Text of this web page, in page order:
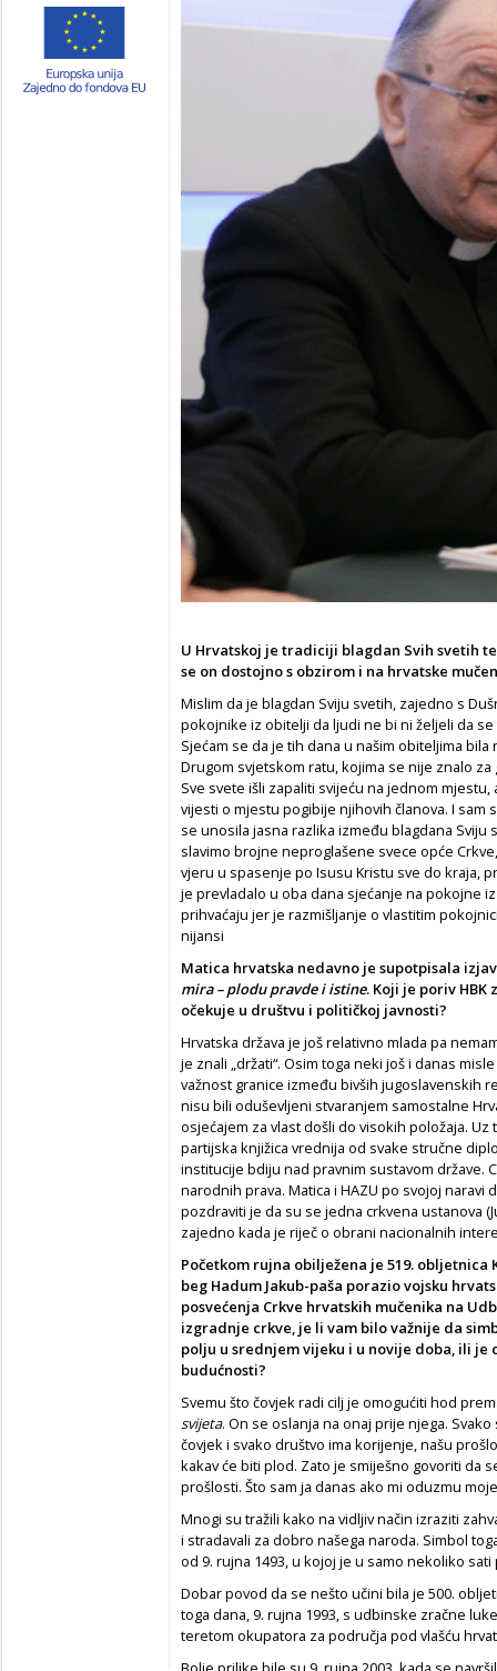
U Hrvatskoj je tradiciji blagdan Svih svetih
se on dostojno s obzirom i na hrvatske
Mislim da je blagdan Sviju svetih, zajedno s
pokojnike iz obitelji da ljudi ne bi ni željeli da
Sjećam se da je tih dana u našim obiteljima
Drugom svjetskom ratu, kojima se nije znalo
Sve svete išli zapaliti svijeću na jednom
vijesti o mjestu pogibije njihovih članova. I sam
se unosila jasna razlika između blagdana Sviju
slavimo brojne neproglašene svece opće
vjeru u spasenje po Isusu Kristu sve do kraja,
je prevladalo u oba dana sjećanje na pokojne
prihvaćaju jer je razmišljanje o vlastitim
nijansi
Matica hrvatska nedavno je supotpisala
mira – plodu pravde i istine. Koji je poriv HBK
očekuje u društvu i političkoj javnosti?
Hrvatska država je još relativno mlada pa
je znali „držati“. Osim toga neki još i danas
važnost granice između bivših jugoslavenskih
nisu bili oduševljeni stvaranjem samostalne
osjećajem za vlast došli do visokih položaja.
partijska knjižica vrednija od svake stručne
institucije bdiju nad pravnim sustavom države.
narodnih prava. Matica i HAZU po svojoj
pozdraviti je da su se jedna crkvena ustanova
zajedno kada je riječ o obrani nacionalnih
Početkom rujna obilježena je 519. obljetnica
beg Hadum Jakub-paša porazio vojsku
posvećenja Crkve hrvatskih mučenika na
izgradnje crkve, je li vam bilo važnije da
polju u srednjem vijeku i u novije doba, ili je
budućnosti?
Svemu što čovjek radi cilj je omogućiti hod
svijeta. On se oslanja na onaj prije njega.
čovjek i svako društvo ima korijenje, našu
kakav će biti plod. Zato je smiješno govoriti da
prošlosti. Što sam ja danas ako mi oduzmu
Mnogi su tražili kako na vidljiv način izraziti
i stradavali za dobro našega naroda. Simbol
od 9. rujna 1493, u kojoj je u samo nekoliko
Dobar povod da se nešto učini bila je 500.
toga dana, 9. rujna 1993, s udbinske zračne
teretom okupatora za područja pod vlašću